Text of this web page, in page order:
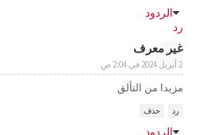
الردود
رد
غير معرف
2 أبريل 2024 في 2:04 ص
مزيدا من التألق
رد حذف
الردود